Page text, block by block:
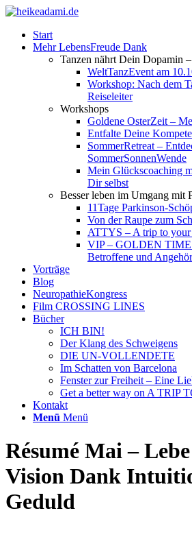
Start
Mehr LebensFreude Dank
Tanzen nährt Dein Dopamin
WeltTanzEvent am
Workshop: Nach dem
Reiseleiter
Workshops
Goldene OsterZeit –
Entfalte Deine
SommerRetreat –
SommerSonnenWende
Mein Glückscoaching
Dir selbst
Besser leben im Umgang mit
11Tage Parkinson-
Von der Raupe zum
ATTYS – A trip to your
VIP – GOLDEN TIME
Betroffene und
Vorträge
Blog
NeuropathieKongress
Film CROSSING LINES
Bücher
ICH BIN!
Der Klang des Schweigens
DIE UN-VOLLENDETE
Im Schatten von Barcelona
Fenster zur Freiheit – Eine
Get a better way on A TRIP
Kontakt
Menü Menü
Résumé Mai –
Vision Dank
Geduld